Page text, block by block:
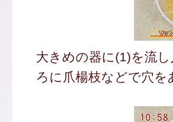
大きめの器に(1)を流
ろに爪楊枝などで穴を